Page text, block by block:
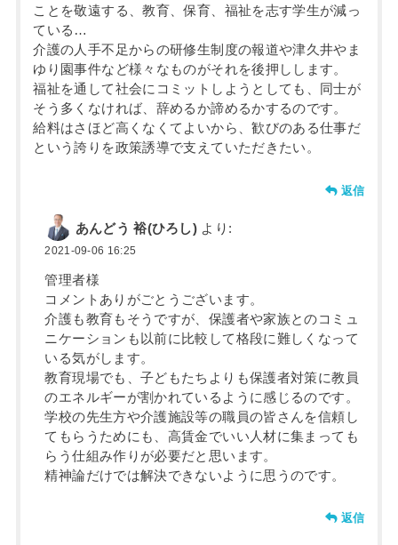
ことを敬遠する、教育、保育、福祉を志す学生が減っ
ている…
介護の人手不足からの研修生制度の報道や津久井やま
ゆり園事件など様々なものがそれを後押しします。
福祉を通して社会にコミットしようとしても、同士が
そう多くなければ、辞めるか諦めるかするのです。
給料はさほど高くなくてよいから、歓びのある仕事だ
という誇りを政策誘導で支えていただきたい。
返信
あんどう 裕(ひろし) より:
2021-09-06 16:25
管理者様
コメントありがごとうございます。
介護も教育もそうですが、保護者や家族とのコミュ
ニケーションも以前に比較して格段に難しくなって
いる気がします。
教育現場でも、子どもたちよりも保護者対策に教員
のエネルギーが割かれているように感じるのです。
学校の先生方や介護施設等の職員の皆さんを信頼し
てもらうためにも、高賃金でいい人材に集まっても
らう仕組み作りが必要だと思います。
精神論だけでは解決できないように思うのです。
返信